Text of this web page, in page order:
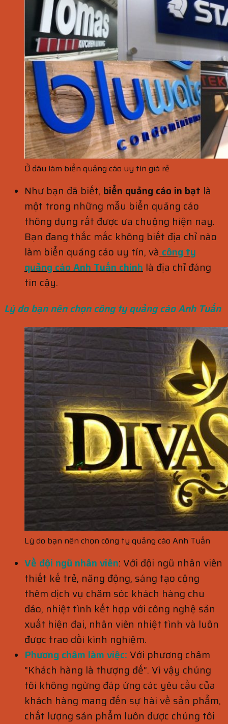
Ở đâu làm biển quảng cáo uy tín giá rẻ
Như bạn đã biết, biển quảng cáo in bạt là
một trong những mẫu biển quảng cáo
thông dụng rất được ưa chuộng hiện nay.
Bạn đang thắc mắc không biết địa chỉ nào
làm biển quảng cáo uy tín, và công ty
quảng cáo Anh Tuấn chính là địa chỉ đáng
tin cậy.
Lý do bạn nên chọn công ty quảng cáo Anh Tuấn
Lý do bạn nên chọn công ty quảng cáo Anh Tuấn
Về đội ngũ nhân viên: Với đội ngũ nhân viên
thiết kế trẻ, năng động, sáng tạo cộng
thêm dịch vụ chăm sóc khách hàng chu
đáo, nhiệt tình kết hợp với công nghệ sản
xuất hiện đại, nhân viên nhiệt tình và luôn
được trao dồi kình nghiệm.
Phương châm làm việc: Với phương châm
“Khách hàng là thượng đế“. Vì vậy chúng
tôi không ngừng đáp ứng các yêu cầu của
khách hàng mang đến sự hài về sản phẩm,
chất lượng sản phẩm luôn được chúng tôi